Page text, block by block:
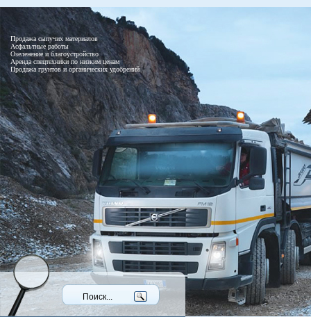
Продажа сыпучих материалов
Асфальтные работы
Озеленение и благоустройство
Аренда спецтехники по низким ценам
Продажа грунтов и органических удобрений